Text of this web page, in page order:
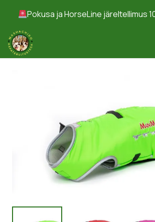
Pokusa ja HorseLine järeltellimus